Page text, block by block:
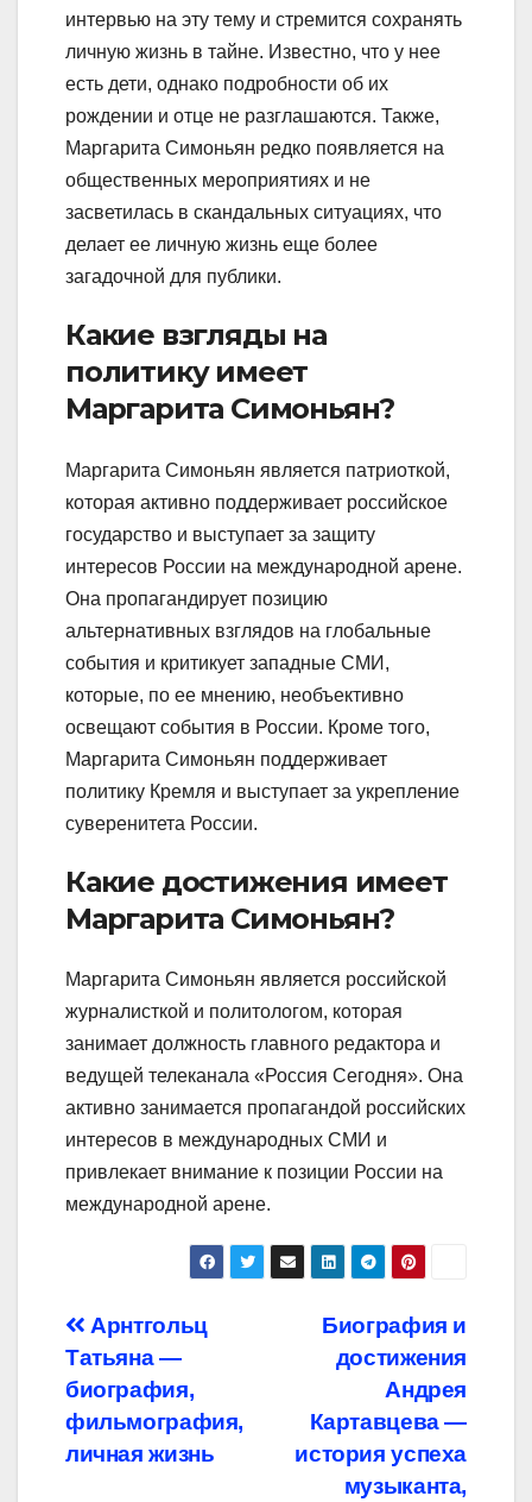
интервью на эту тему и стремится сохранять
личную жизнь в тайне. Известно, что у нее
есть дети, однако подробности об их
рождении и отце не разглашаются. Также,
Маргарита Симоньян редко появляется на
общественных мероприятиях и не
засветилась в скандальных ситуациях, что
делает ее личную жизнь еще более
загадочной для публики.
Какие взгляды на
политику имеет
Маргарита Симоньян?
Маргарита Симоньян является патриоткой,
которая активно поддерживает российское
государство и выступает за защиту
интересов России на международной арене.
Она пропагандирует позицию
альтернативных взглядов на глобальные
события и критикует западные СМИ,
которые, по ее мнению, необъективно
освещают события в России. Кроме того,
Маргарита Симоньян поддерживает
политику Кремля и выступает за укрепление
суверенитета России.
Какие достижения имеет
Маргарита Симоньян?
Маргарита Симоньян является российской
журналисткой и политологом, которая
занимает должность главного редактора и
ведущей телеканала «Россия Сегодня». Она
активно занимается пропагандой российских
интересов в международных СМИ и
привлекает внимание к позиции России на
международной арене.
Навигация
по
записям
Биография и
достижения
Андрея
Картавцева —
история успеха
музыканта,
Арнтгольц
Татьяна —
биография,
фильмография,
личная жизнь